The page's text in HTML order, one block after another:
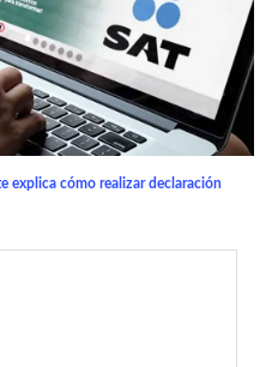
explica cómo realizar declaración